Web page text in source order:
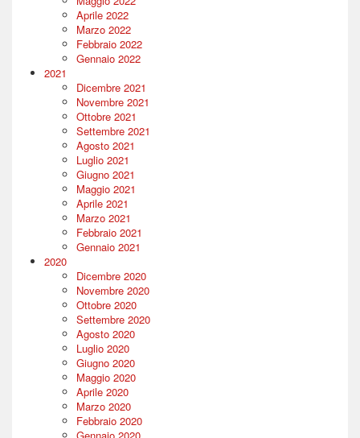
Aprile 2022
Marzo 2022
Febbraio 2022
Gennaio 2022
2021
Dicembre 2021
Novembre 2021
Ottobre 2021
Settembre 2021
Agosto 2021
Luglio 2021
Giugno 2021
Maggio 2021
Aprile 2021
Marzo 2021
Febbraio 2021
Gennaio 2021
2020
Dicembre 2020
Novembre 2020
Ottobre 2020
Settembre 2020
Agosto 2020
Luglio 2020
Giugno 2020
Maggio 2020
Aprile 2020
Marzo 2020
Febbraio 2020